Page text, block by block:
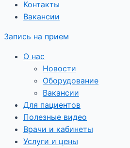
Контакты
Вакансии
Запись на прием
О нас
Новости
Оборудование
Вакансии
Для пациентов
Полезные видео
Врачи и кабинеты
Услуги и цены